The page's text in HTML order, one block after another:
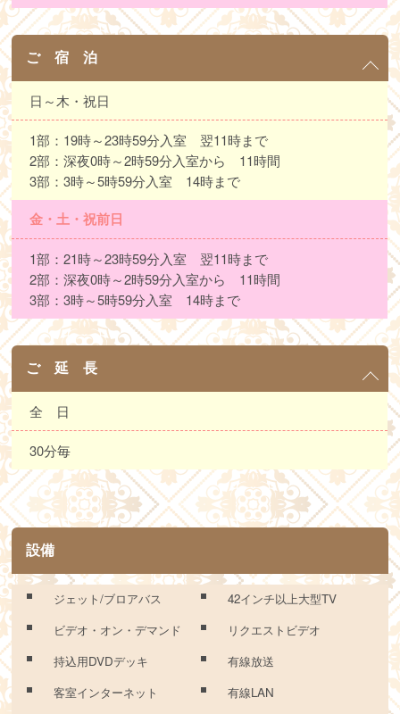
ご 宿 泊
日～木・祝日
1部：19時～23時59分入室 翌11時まで
2部：深夜0時～2時59分入室から 11時間
3部：3時～5時59分入室 14時まで
金・土・祝前日
1部：21時～23時59分入室 翌11時まで
2部：深夜0時～2時59分入室から 11時間
3部：3時～5時59分入室 14時まで
ご 延 長
全 日
30分毎
設備
ジェット/ブロアバス
42インチ以上大型TV
ビデオ・オン・デマンド
リクエストビデオ
持込用DVDデッキ
有線放送
客室インターネット
有線LAN